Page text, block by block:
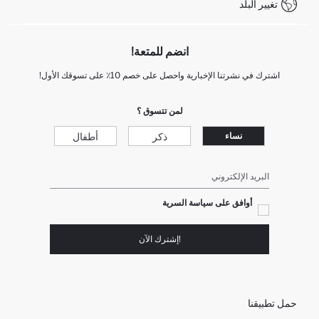
تغيير البلد
انضم للمتعة!
اشترك في نشرتنا الإخبارية واحصل على خصم 10٪ على تسوقك الأول!
لمن تتسوق ؟
نساء ذكر أطفال
البريد الإلكتروني
أوافق على سياسة السرية
!إشترك الآن
حمل تطبيقنا